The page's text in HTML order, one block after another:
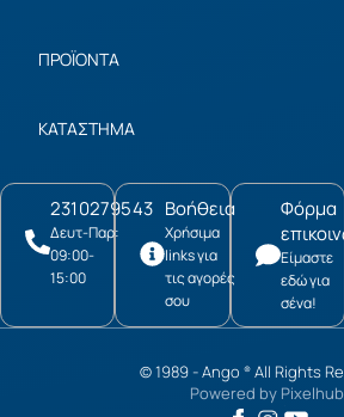
ΠΡΟΪΟΝΤΑ
ΚΑΤΑΣΤΗΜΑ
2310279543
Δευτ-Παρ:
09:00-
15:00
Βοήθεια
Χρήσιμα
links για
τις αγορές
σου
Φόρμα
Είμαστε
εδώ για
σένα!
© 1989 -Ango® All Rights
Powered by Pixelhub